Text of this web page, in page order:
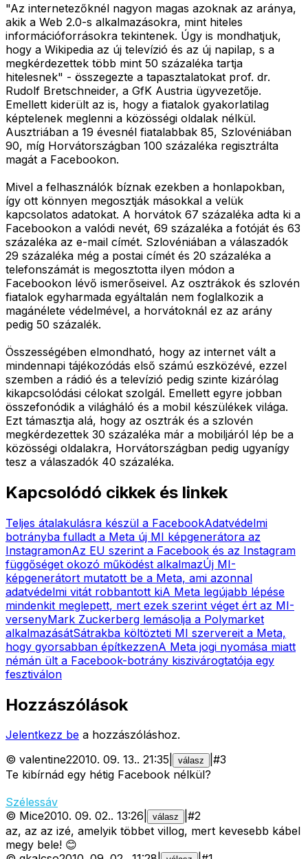
"Az internetezőknél nagyon magas azoknak az aránya,
akik a Web 2.0-s alkalmazásokra, mint hiteles
információforrásokra tekintenek. Úgy is mondhatjuk,
hogy a Wikipedia az új televízió és az új napilap, s a
megkérdezettek több mint 50 százaléka tartja
hitelesnek" - összegezte a tapasztalatokat prof. dr.
Rudolf Bretschneider, a GfK Austria ügyvezetője.
Emellett kiderült az is, hogy a fiatalok gyakorlatilag
képtelenek meglenni a közösségi oldalak nélkül.
Ausztriában a 19 évesnél fiatalabbak 85, Szlovéniában
90, míg Horvátországban 100 százaléka regisztrálta
magát a Facebookon.
Mivel a felhasználók bíznak ezekben a honlapokban,
így ott könnyen megosztják másokkal a velük
kapcsolatos adatokat. A horvátok 67 százaléka adta ki a
Facebookon a valódi nevét, 69 százaléka a fotóját és 63
százaléka az e-mail címét. Szlovéniában a válaszadók
29 százaléka még a postai címét és 20 százaléka a
telefonszámát is megosztotta ilyen módon a
Facebookon lévő ismerőseivel. Az osztrákok és szlovén
fiatalok egyharmada egyáltalán nem foglalkozik a
magánélete védelmével, a horvátoknál ez az arány
pedig 50 százalék.
Összességében elmondható, hogy az internet vált a
mindennapi tájékozódás első számú eszközévé, ezzel
szemben a rádió és a televízió pedig szinte kizárólag
kikapcsolódási célokat szolgál. Emellett egyre jobban
összefonódik a világháló és a mobil készülékek világa.
Ezt támasztja alá, hogy az osztrák és a szlovén
megkérdezettek 30 százaléka már a mobiljáról lép be a
közösségi oldalakra, Horvátországban pedig ugyanígy
tesz a válaszadók 40 százaléka.
Kapcsolódó cikkek és linkek
Teljes átalakulásra készül a FacebookAdatvédelmi
botrányba fulladt a Meta új MI képgenerátora az
InstagramonAz EU szerint a Facebook és az Instagram
függőséget okozó működést alkalmazÚj MI-
képgenerátort mutatott be a Meta, ami azonnal
adatvédelmi vitát robbantott kiA Meta legújabb lépése
mindenkit meglepett, mert ezek szerint véget ért az MI-
versenyMark Zuckerberg lemásolja a Polymarket
alkalmazásátSátrakba költözteti MI szervereit a Meta,
hogy gyorsabban építkezzenA Meta jogi nyomása miatt
némán ült a Facebook-botrány kiszivárogtatója egy
fesztiválon
Hozzászólások
Jelentkezz be a hozzászóláshoz.
© valentine22010. 09. 13.. 21:35 válasz #3
Te kibírnád egy hétig Facebook nélkül?
Szélessáv
© Mice2010. 09. 02.. 13:26 válasz #2
az, az az izé, amelyik többet villog, mert kevesebb kábel
megy bele! 😊